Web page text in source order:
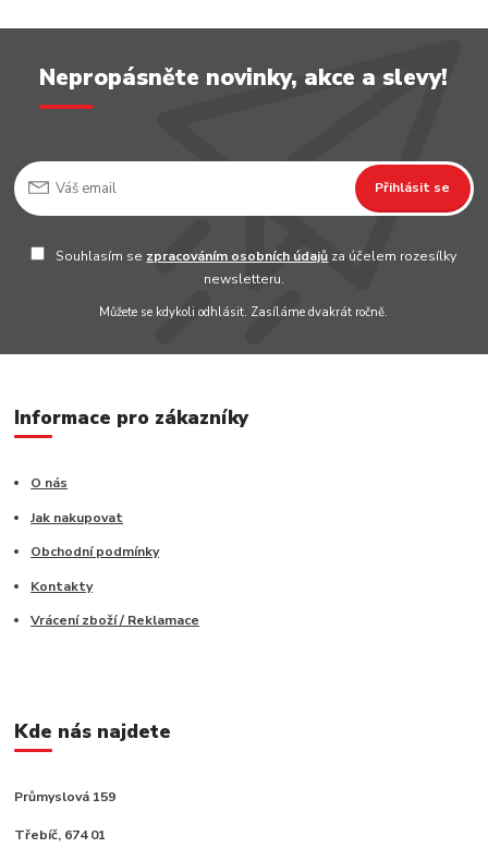
Nepropásněte novinky, akce a slevy!
Přihlásit se
Souhlasím se zpracováním osobních údajů za účelem rozesílky
newsletteru.
Můžete se kdykoli odhlásit. Zasíláme dvakrát ročně.
Informace pro zákazníky
O nás
Jak nakupovat
Obchodní podmínky
Kontakty
Vrácení zboží / Reklamace
Kde nás najdete
Průmyslová 159
Třebíč, 674 01